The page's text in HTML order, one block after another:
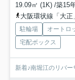
19.09㎡ (1K) /築15
大阪環状線「大
駐輪場 オートロ
宅配ボックス
新着♪南堀江のリバ